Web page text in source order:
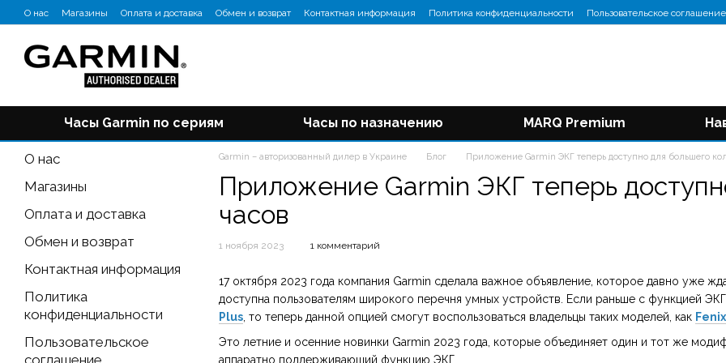
Перейти к основному контенту
О нас Магазины Оплата и доставка Обмен и возврат Контактная информация Политика конфиденциальности
Пользовательское соглашение
Отзывы о магазине
Блог
Часы Garmin по сериям Часы по назначению MARQ Premium
Garmin – авторизованный дилер в Украине Блог Приложение Garmin ЭКГ теперь доступно для большего
Приложение Garmin ЭКГ теперь
часов
1 ноября 2023 1 комментарий
17 октября 2023 года компания Garmin сделала важное объявление, которое давно уже
доступна пользователям широкого перечня умных устройств. Если раньше с функцией
Plus, то теперь данной опцией смогут воспользоваться владельцы таких моделей, как
Это летние и осенние новинки Garmin 2023 года, которые объединяет один и тот же
аппаратно поддерживающий функцию ЭКГ.
О нас
Магазины
Оплата и доставка
Обмен и возврат
Контактная информация
Политика
конфиденциальности
Пользовательское
соглашение